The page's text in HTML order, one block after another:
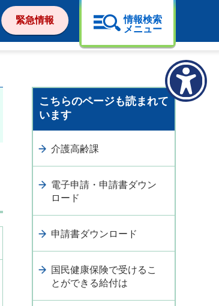
緊急情報
情報検索
メニュー
こちらのページも読まれて
います
介護高齢課
電子申請・申請書ダウン
ロード
申請書ダウンロード
国民健康保険で受けるこ
とができる給付は